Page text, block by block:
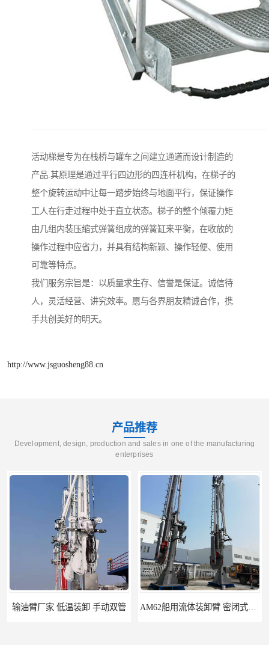
活动梯是专为在栈桥与罐车之间建立通道而设计制造的
产品.其原理是通过平行四边形的四连杆机构，在梯子的
整个旋转运动中让每一踏步始终与地面平行，保证操作
工人在行走过程中处于直立状态。梯子的整个倾覆力矩
由几组内装压缩式弹簧组成的弹簧缸来平衡，在收放的
操作过程中应省力，并具有结构新颖、操作轻便、使用
可靠等特点。
我们服务宗旨是：以质量求生存、信誉是保证。诚信待
人，灵活经营、讲究效率。愿与各界朋友精诚合作，携
手共创美好的明天。
http://www.jsguosheng88.cn
产品推荐
Development, design, production and sales in one of the manufacturing
enterprises
输油臂厂家 低温装卸 手动双管